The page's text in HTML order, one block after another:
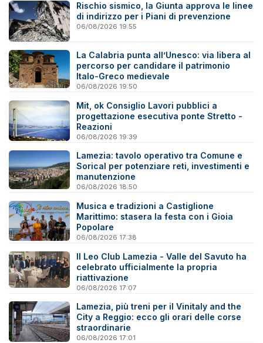
Rischio sismico, la Giunta approva le linee
di indirizzo per i Piani di prevenzione
06/08/2026 19:55
La Calabria punta all’Unesco: via libera al
percorso per candidare il patrimonio
Italo-Greco medievale
06/08/2026 19:50
Mit, ok Consiglio Lavori pubblici a
progettazione esecutiva ponte Stretto -
Reazioni
06/08/2026 19:39
Lamezia: tavolo operativo tra Comune e
Sorical per potenziare reti, investimenti e
manutenzione
06/08/2026 18:50
Musica e tradizioni a Castiglione
Marittimo: stasera la festa con i Gioia
Popolare
06/08/2026 17:38
Il Leo Club Lamezia - Valle del Savuto ha
celebrato ufficialmente la propria
riattivazione
06/08/2026 17:07
Lamezia, più treni per il Vinitaly and the
City a Reggio: ecco gli orari delle corse
straordinarie
06/08/2026 17:01